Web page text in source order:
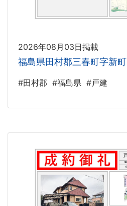
2026年08月03日掲載
福島県田村郡三春町字新町
#田村郡 #福島県 #戸建